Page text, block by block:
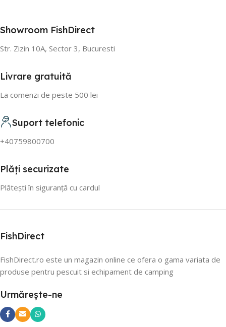
Showroom FishDirect
Str. Zizin 10A, Sector 3, Bucuresti
Livrare gratuită
La comenzi de peste 500 lei
Suport telefonic
+40759800700
Plăți securizate
Plătești în siguranță cu cardul
FishDirect
FishDirect.ro este un magazin online ce ofera o gama variata de
produse pentru pescuit si echipament de camping
Urmărește-ne